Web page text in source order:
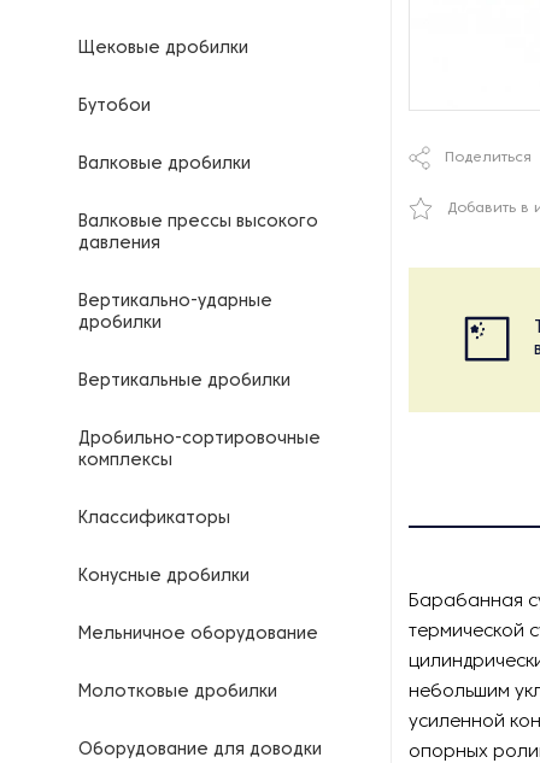
Щековые дробилки
Бутобои
Валковые дробилки
Валковые прессы высокого
давления
Вертикально-ударные
дробилки
Вертикальные дробилки
Дробильно-сортировочные
комплексы
Классификаторы
Конусные дробилки
Мельничное оборудование
Молотковые дробилки
Оборудование для доводки
Поделиться
Добавить в
Барабанная
термической
небольшим
усиленной
опорных